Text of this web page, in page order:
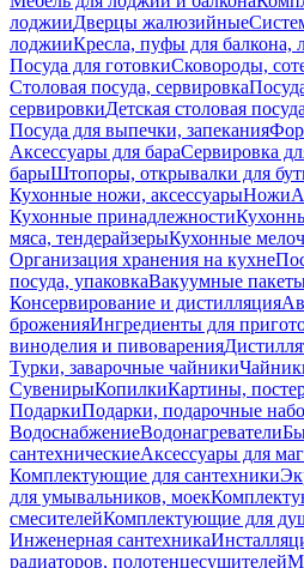
лоджииДверцы жалюзийные
лоджииКресла, пуфы для балкона,
Посуда для готовкиСковороды,
Столовая посуда, сервировка
сервировкиДетская столовая посуда
Посуда для выпечки, запекания
Аксессуары для бараСервировка
барыШтопоры, открывалки для
Кухонные ножи, аксессуарыНожи
Кухонные принадлежности
мяса, тендерайзерыКухонные
Организация хранения на кухне
посуда, упаковкаВакуумные
Консервирование и дистилляция
броженияИнгредиенты для
виноделия и пивоварения
Турки, заварочные чайники
СувенирыКопилкиКартины,
ПодаркиПодарки, подарочные
ВодоснабжениеВодонагреватели
сантехническиеАксессуары для
Комплектующие для сантехники
для умывальников, моек
смесителейКомплектующие для
Инженерная сантехника
радиаторов, полотенцесушителей